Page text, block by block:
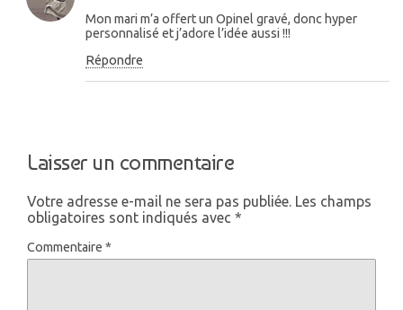
Mon mari m’a offert un Opinel gravé, donc hyper
personnalisé et j’adore l’idée aussi !!!
Répondre
Laisser un commentaire
Votre adresse e-mail ne sera pas publiée. Les champs
obligatoires sont indiqués avec *
Commentaire *